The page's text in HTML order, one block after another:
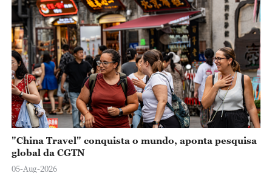
"China Travel" conquista o mundo, aponta pesquisa
global da CGTN
05-Aug-2026